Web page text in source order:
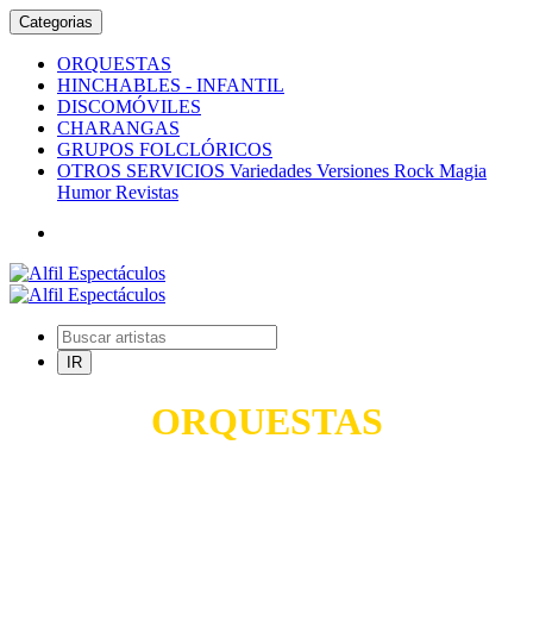
Categorias
ORQUESTAS
HINCHABLES - INFANTIL
DISCOMÓVILES
CHARANGAS
GRUPOS FOLCLÓRICOS
OTROS SERVICIOS Variedades Versiones Rock Magia
Humor Revistas
ORQUESTAS